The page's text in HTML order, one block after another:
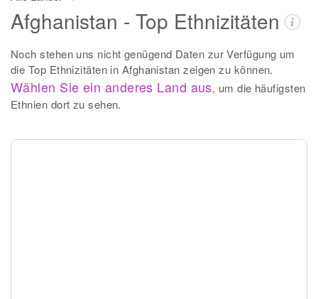
Afghanistan - Top Ethnizitäten
Noch stehen uns nicht genügend Daten zur Verfügung um
die Top Ethnizitäten in Afghanistan zeigen zu können.
Wählen Sie ein anderes Land aus, um die häufigsten
Ethnien dort zu sehen.